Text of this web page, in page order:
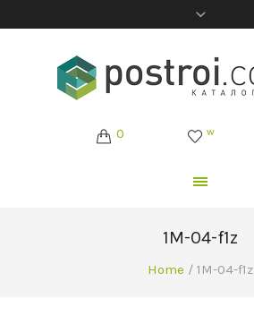
0 w
1M-04-f1z
Home / 1M-04-f1z